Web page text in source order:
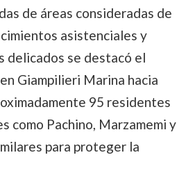
de áreas consideradas de
asistenciales y
delicados se destacó el
Giampilieri Marina hacia
95 residentes
como Pachino, Marzamemi y
para proteger la